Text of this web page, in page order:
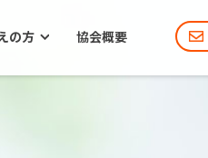
の方 協会概要